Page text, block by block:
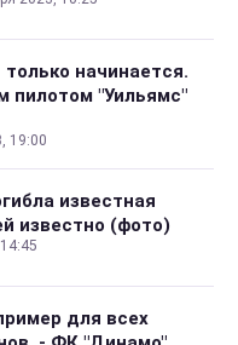
начинается.
пилотом "Уильямс"
19:00
известная
известно (фото)
для всех